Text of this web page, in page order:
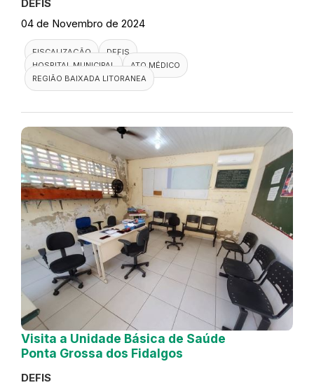
DEFIS
04 de Novembro de 2024
FISCALIZAÇÃO
DEFIS
HOSPITAL MUNICIPAL
ATO MÉDICO
REGIÃO BAIXADA LITORANEA
Visita a Unidade Básica de Saúde
Ponta Grossa dos Fidalgos
DEFIS